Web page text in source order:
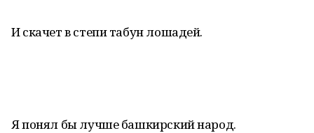
И скачет в степи табун лошадей.
Я понял бы лучше башкирский народ.